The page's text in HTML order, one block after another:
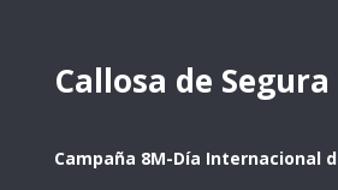
Callosa de Segura
Campaña 8M-Día Internacional